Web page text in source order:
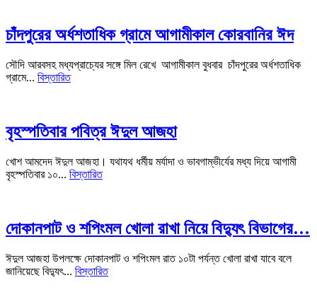
চাঁদপুরের অর্ধশতাধিক গ্রামে আগামীকাল কোরবানির ঈদ
সৌদি আরবসহ মধ্যপ্রাচ্যের সঙ্গে মিল রেখে আগামীকাল বুধবার চাঁদপুরের অর্ধশতাধিক
গ্রামে... বিস্তারিত
বৃহস্পতিবার পবিত্র ঈদুল আজহা
খোশ আমদেদ ঈদুল আজহা। যথাযথ ধর্মীয় মর্যাদা ও ভাবগাম্ভীর্যের মধ্য দিয়ে আগামী
বৃহস্পতিবার ১০... বিস্তারিত
দোকানপাট ও শপিংমল খোলা রাখা নিয়ে বিদ্যুৎ বিভাগের…
ঈদুল আজহা উপলক্ষে দোকানপাট ও শপিংমল রাত ১০টা পর্যন্ত খোলা রাখা যাবে বলে
জানিয়েছে বিদ্যুৎ... বিস্তারিত